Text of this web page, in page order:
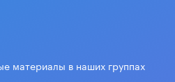
материалы в наших группах